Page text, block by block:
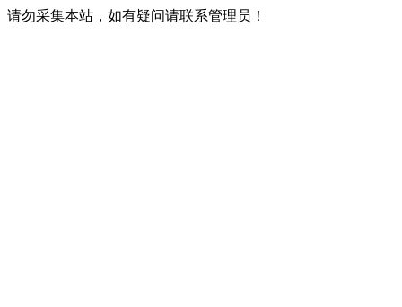
请勿采集本站，如有疑问请联系管理员！